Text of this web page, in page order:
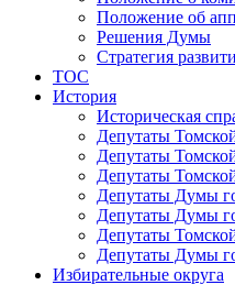
Положение об
Решения Думы
Стратегия
ТОС
История
Историческая
Депутаты
Депутаты
Депутаты
Депутаты Думы
Депутаты Думы
Депутаты
Депутаты Думы
Избирательные округа